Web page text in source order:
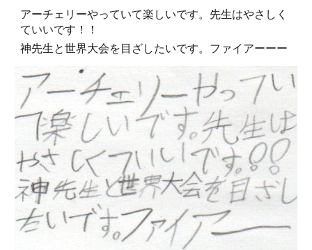
アーチェリーやっていて楽しいです。先生はやさしく
ていいです！！
神先生と世界大会を目ざしたいです。ファイアーーー